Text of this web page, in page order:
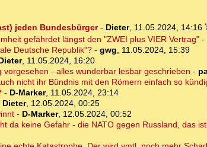
jeden Bundesbürger- Dieter, 11.05.2024, 14:16
gefährdet längst den "ZWEI plus VIER Vertrag"-
Deutsche Republik"?- gwg, 11.05.2024, 15:39
, 11.05.2024, 16:20
vorgesehen - alles wunderbar lesbar geschrieben -
nicht ihr Bündnis mit den Römern einfach so
- D-Marker, 11.05.2024, 23:14
Dieter, 12.05.2024, 00:25
- D-Marker, 12.05.2024, 00:52
da keine Gefahr - die NATO gegen Russland, das